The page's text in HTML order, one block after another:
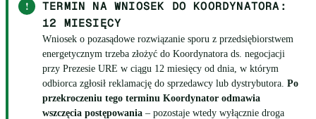
!
TERMIN NA WNIOSEK DO KOORDYNATORA:
12 MIESIĘCY
Wniosek o pozasądowe rozwiązanie sporu z przedsiębiorstwem
energetycznym trzeba złożyć do Koordynatora ds. negocjacji
przy Prezesie URE w ciągu 12 miesięcy od dnia, w którym
odbiorca zgłosił reklamację do sprzedawcy lub dystrybutora. Po
przekroczeniu tego terminu Koordynator odmawia
wszczęcia postępowania – pozostaje wtedy wyłącznie droga